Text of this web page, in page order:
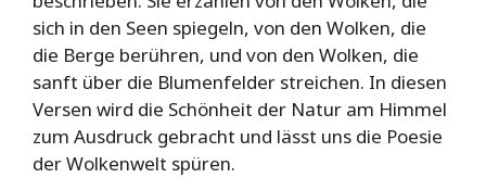
sich in den Seen spiegeln, von den Wolken, die
die Berge berühren, und von den Wolken, die
sanft über die Blumenfelder streichen. In diesen
Versen wird die Schönheit der Natur am Himmel
zum Ausdruck gebracht und lässt uns die Poesie
der Wolkenwelt spüren.